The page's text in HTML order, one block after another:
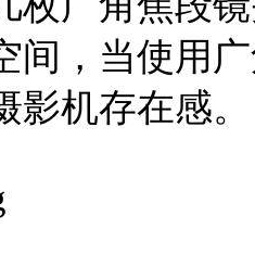
间，当使用
影机存在感。